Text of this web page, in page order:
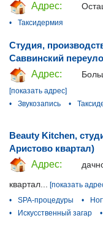
Адрес:
•
Таксидермия
Студия,
Саввинский
Адрес:
[показать адрес]
•
Звукозапись •
Beauty Kitchen,
Аристово квартал)
Адрес:
квартал... [показать
•
SPA-процедуры •
•
Искусственный загар •